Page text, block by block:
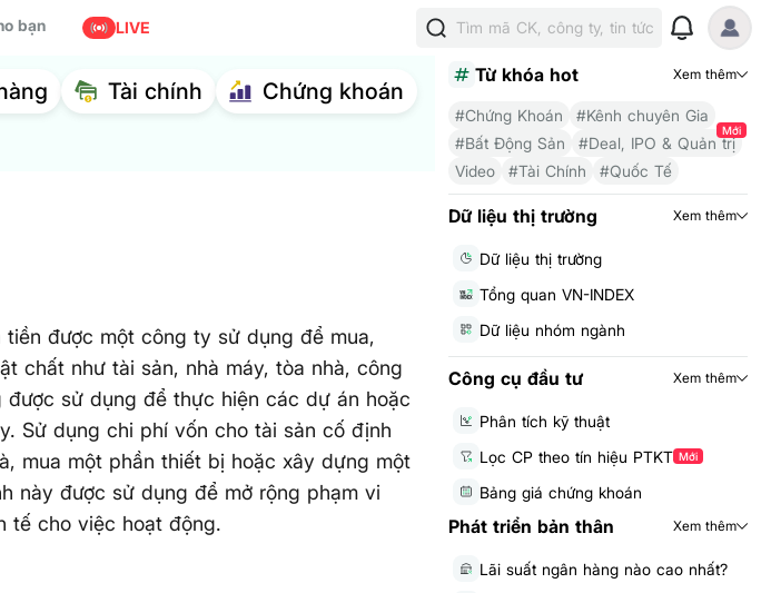
bạn LIVE Tìm mã CK, công ty, tin tức
Tài chính
Chứng khoán
được một công ty sử dụng để mua,
chất như tài sản, nhà máy, tòa nhà, công
được sử dụng để thực hiện các dự án hoặc
Sử dụng chi phí vốn cho tài sản cố định
mua một phần thiết bị hoặc xây dựng một
này được sử dụng để mở rộng phạm vi
tế cho việc hoạt động.
Từ khóa hot Xem thêm
#Chứng Khoán
#Kênh chuyên Gia
#Bất Động Sản
#Deal, IPO & Quản trị
Mới
Video #Tài Chính #Quốc Tế
Dữ liệu thị trường Xem thêm
Dữ liệu thị trường
Tổng quan VN-INDEX
Dữ liệu nhóm ngành
Công cụ đầu tư Xem thêm
Phân tích kỹ thuật
Lọc CP theo tín hiệu PTKT Mới
Bảng giá chứng khoán
Phát triển bản thân Xem thêm
Lãi suất ngân hàng nào cao nhất?